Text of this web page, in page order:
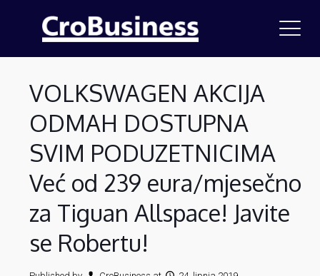
VOLKSWAGEN AKCIJA
ODMAH DOSTUPNA
SVIM PODUZETNICIMA
Već od 239 eura/mjesečno
za Tiguan Allspace! Javite
se Robertu!